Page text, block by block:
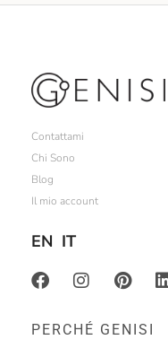
Contattami
Chi Sono
Blog
Il mio account
EN IT
PERCHÉ GENISI